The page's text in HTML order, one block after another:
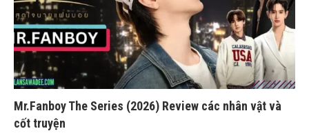
Mr.Fanboy The Series (2026) Review các nhân vật và
cốt truyện